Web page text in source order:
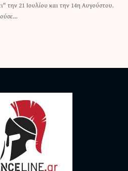
την 21 Ιουλίου και την 14η Αυγούστου.